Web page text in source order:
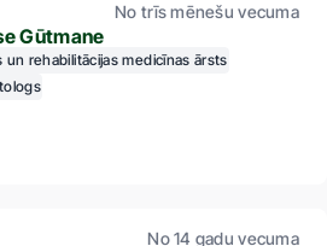
No trīs mēnešu vecuma
Gūtmane
un rehabilitācijas medicīnas ārsts
No 14 gadu vecuma